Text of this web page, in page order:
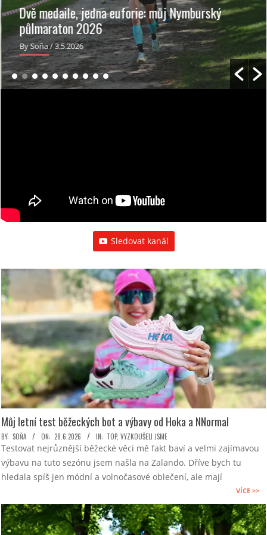
Dvě medaile, jedna euforie: můj Nymburský
půlmaraton 2026
By Soňa/ 3.5.2026
Sledovat kanál
Můj letní test běžeckých bot a výbavy od Hoka a NNormal
2026-
06-
28
BY: SOŇA ON: 28.6.2026 IN: TOP, VYZKOUŠELI JSME
Testovat nejrůznější běžecké věci mě fakt baví a velmi zajímavou
výbavu na tuto sezónu jsem našla na Zalando. Dříve bych tu
hledala spíš jen módní a volnočasové oblečení, ale mají
VÍCE >>